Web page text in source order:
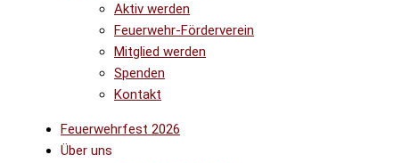
Aktiv werden
Feuerwehr-Förderverein
Mitglied werden
Spenden
Kontakt
Feuerwehrfest 2026
Über uns